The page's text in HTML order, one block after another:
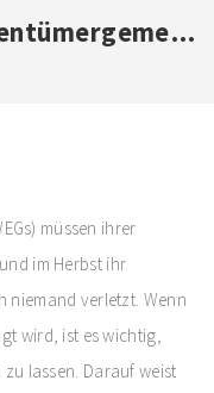
Laubfegen: Was Hauseigentümergemeinschaften wissen müssen
müssen ihrer
im Herbst ihr
niemand verletzt. Wenn
wird, ist es wichtig,
lassen. Darauf weist